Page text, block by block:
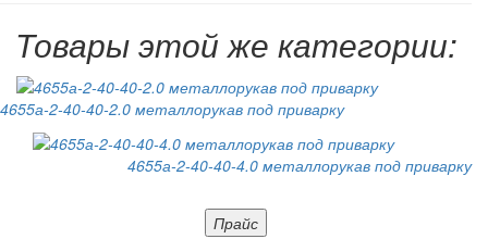
Товары этой же категории:
4655а-2-40-40-2.0 металлорукав под приварку
4655а-2-40-40-4.0 металлорукав под приварку
Прайс